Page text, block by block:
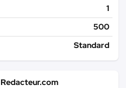
1
500
Standard